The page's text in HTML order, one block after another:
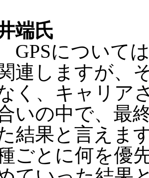
端氏
GPSについて
連しますが、
く、キャリア
いの中で、最
結果と言えま
ごとに何を優